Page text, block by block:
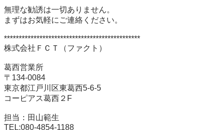
無理な勧誘は一切ありません。
まずはお気軽にご連絡ください。
**********************************************
株式会社ＦＣＴ（ファクト）
葛西営業所
〒134-0084
東京都江戸川区東葛西5-6-5
コーピアス葛西２F
担当：田山範生
TEL:080-4854-1188